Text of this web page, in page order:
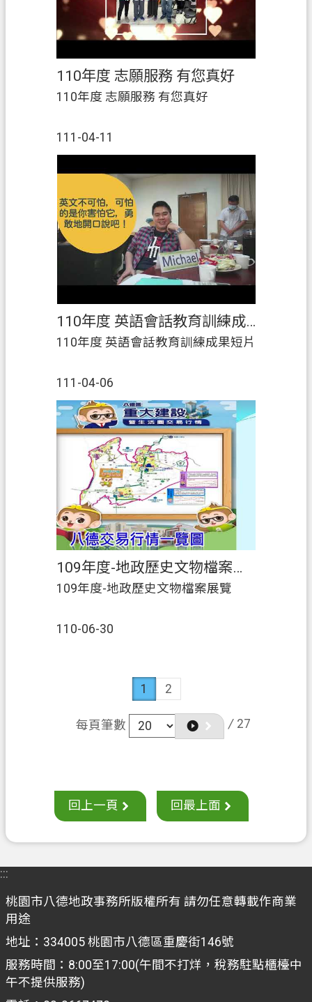
110年度 志願服務 有您真好
111-04-11
110年度 志願服務 有您真好
110年度 英語會話教育訓練成果短片
111-04-06
110年度 英語會話教育訓練成果短片
109年度-地政歷史文物檔案展覽
110-06-30
109年度-地政歷史文物檔案展覽
1 2
每頁筆數 / 27
回上一頁 回最上面
:::
桃園市八德地政事務所版權所有 請勿任意轉載作商業
用途
地址：334005 桃園市八德區重慶街146號
服務時間：8:00至17:00(午間不打烊，稅務駐點櫃檯中
午不提供服務)